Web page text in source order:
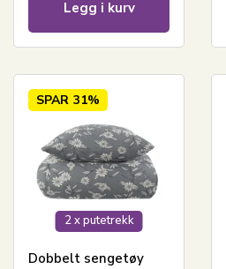
Legg i kurv
2 x putetrekk
SPAR 31%
Dobbelt sengetøy